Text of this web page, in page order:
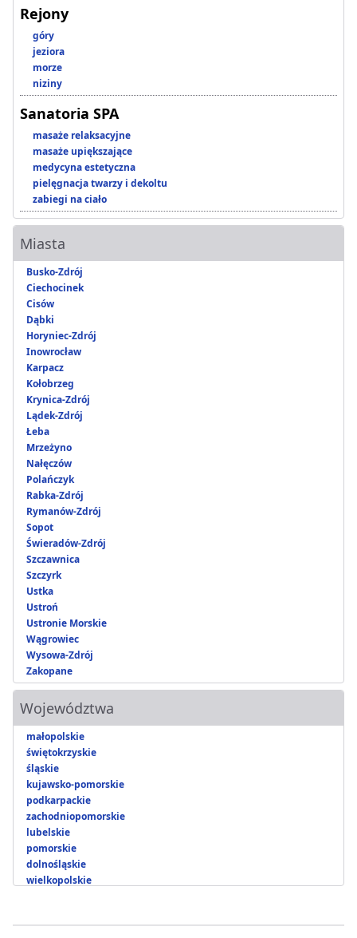
Rejony
góry
jeziora
morze
niziny
Sanatoria SPA
masaże relaksacyjne
masaże upiększające
medycyna estetyczna
pielęgnacja twarzy i dekoltu
zabiegi na ciało
Miasta
Busko-Zdrój
Ciechocinek
Cisów
Dąbki
Horyniec-Zdrój
Inowrocław
Karpacz
Kołobrzeg
Krynica-Zdrój
Lądek-Zdrój
Łeba
Mrzeżyno
Nałęczów
Polańczyk
Rabka-Zdrój
Rymanów-Zdrój
Sopot
Świeradów-Zdrój
Szczawnica
Szczyrk
Ustka
Ustroń
Ustronie Morskie
Wągrowiec
Wysowa-Zdrój
Zakopane
Województwa
małopolskie
świętokrzyskie
śląskie
kujawsko-pomorskie
podkarpackie
zachodniopomorskie
lubelskie
pomorskie
dolnośląskie
wielkopolskie